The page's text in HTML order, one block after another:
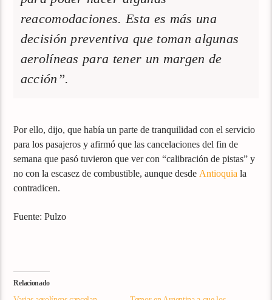
reacomodaciones. Esta es más una
decisión preventiva que toman algunas
aerolíneas para tener un margen de
acción”.
Por ello, dijo, que había un parte de tranquilidad con el servicio
para los pasajeros y afirmó que las cancelaciones del fin de
semana que pasó tuvieron que ver con “calibración de pistas” y
no con la escasez de combustible, aunque desde Antioquia la
contradicen.
Fuente: Pulzo
Relacionado